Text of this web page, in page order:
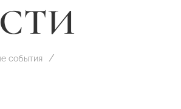
события